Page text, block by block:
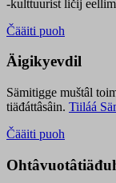
-kulttuurist ličij
Čääiti puoh
Äigikyevdil
Sämitigge muštâl
tiäđáttâsâin. Tiiláá
Čääiti puoh